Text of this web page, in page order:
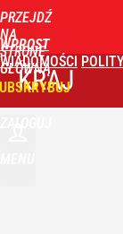
PRZEJDŹ
NA
STRONĘ
GŁÓWNĄ
WPROST
WIADOMOŚCI
KRAJ